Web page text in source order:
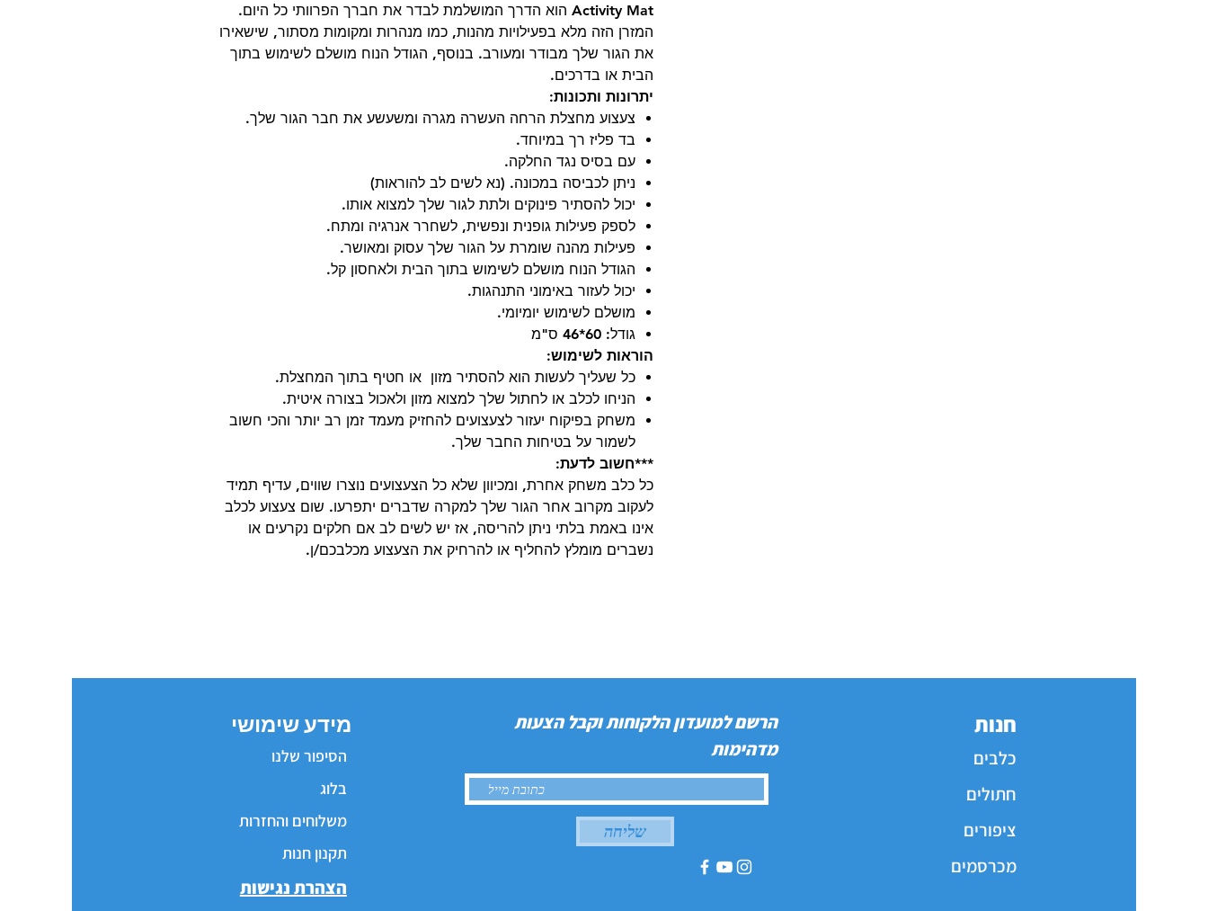
Activity Mat הוא הדרך המושלמת לבדר את חברך הפרוותי כל היום.
המזרן הזה מלא בפעילויות מהנות, כמו מנהרות ומקומות מסתור, שישאירו
את הגור שלך מבודר ומעורב. בנוסף, הגודל הנוח מושלם לשימוש בתוך
הבית או בדרכים.
יתרונות ותכונות:
צעצוע מחצלת הרחה העשרה מגרה ומשעשע את חבר הגור שלך.
בד פליז רך במיוחד.
עם בסיס נגד החלקה.
ניתן לכביסה במכונה. (נא לשים לב להוראות)
יכול להסתיר פינוקים ולתת לגור שלך למצוא אותו.
לספק פעילות גופנית ונפשית, לשחרר אנרגיה ומתח.
פעילות מהנה שומרת על הגור שלך עסוק ומאושר.
הגודל הנוח מושלם לשימוש בתוך הבית ולאחסון קל.
יכול לעזור באימוני התנהגות.
מושלם לשימוש יומיומי.
גודל: 60*46 ס"מ
הוראות לשימוש:
כל שעליך לעשות הוא להסתיר מזון או חטיף בתוך המחצלת.
הניחו לכלב או לחתול שלך למצוא מזון ולאכול בצורה איטית.
משחק בפיקוח יעזור לצעצועים להחזיק מעמד זמן רב יותר והכי חשוב
לשמור על בטיחות החבר שלך.
***חשוב לדעת:
כל כלב משחק אחרת, ומכיוון שלא כל הצעצועים נוצרו שווים, עדיף תמיד
לעקוב מקרוב אחר הגור שלך למקרה שדברים יתפרעו. שום צעצוע לכלב
אינו באמת בלתי ניתן להריסה, אז יש לשים לב אם חלקים נקרעים או
נשברים מומלץ להחליף או להרחיק את הצעצוע מכלבכם/ן.
מידע שימושי
הסיפור שלנו
בלוג
משלוחים והחזרות
תקנון חנות
הצהרת נגישות
הרשם למועדון הלקוחות וקבל הצעות
מדהימות
שליחה
חנות
כלבים
חתולים
ציפורים
מכרסמים